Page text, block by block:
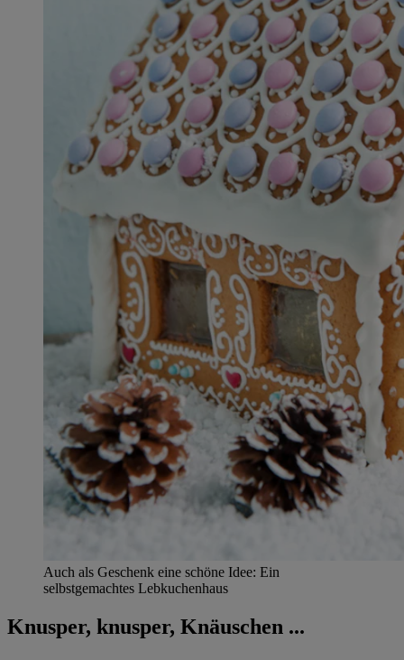
Auch als Geschenk eine schöne Idee: Ein
selbstgemachtes Lebkuchenhaus
Knusper, knusper, Knäuschen ...